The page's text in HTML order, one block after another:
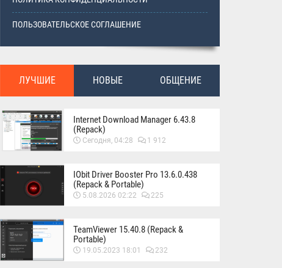
ПОЛЬЗОВАТЕЛЬСКОЕ СОГЛАШЕНИЕ
ЛУЧШИЕ НОВЫЕ ОБЩЕНИЕ
Internet Download Manager 6.43.8
(Repack)
Сегодня, 04:28 1 912
IObit Driver Booster Pro 13.6.0.438
(Repack & Portable)
5.08.2026 02:22 225
TeamViewer 15.40.8 (Repack &
Portable)
19.05.2023 18:01 232